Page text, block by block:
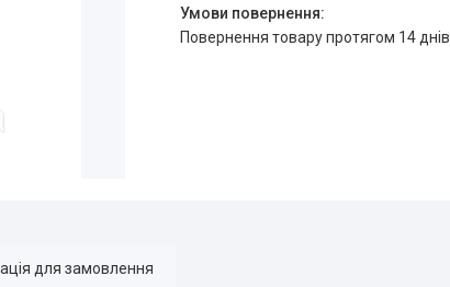
повернення товару протягом 14 днів
для замовлення